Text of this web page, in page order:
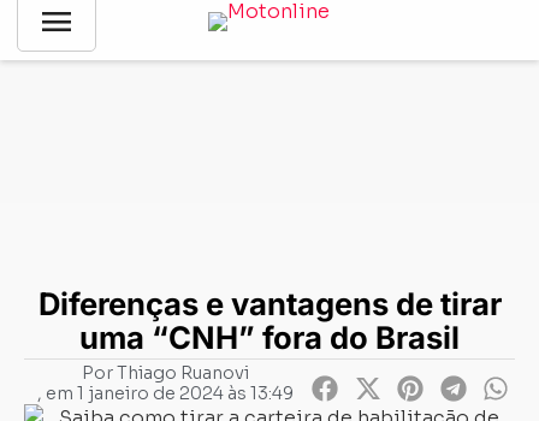
menu
Notícias Lançamentos-Diferenças e vantagens de tirar uma
Diferenças e vantagens de tirar
uma “CNH” fora do Brasil
PorThiago Ruanovi
, em 1 janeiro de 2024 às 13:49